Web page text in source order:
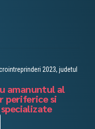
2023, judetul
amanuntul al
periferice si